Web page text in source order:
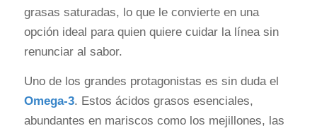
grasas saturadas, lo que le convierte en una
opción ideal para quien quiere cuidar la línea sin
renunciar al sabor.
Uno de los grandes protagonistas es sin duda el
Omega-3. Estos ácidos grasos esenciales,
abundantes en mariscos como los mejillones, las